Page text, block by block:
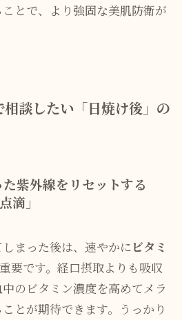
とで、より強固な美肌防衛が
談したい「日焼け後」の
紫外線をリセットする
滴」
まった後は、速やかにビタミ
要です。経口摂取よりも吸収
のビタミン濃度を高めてメラ
とが期待できます。うっかり